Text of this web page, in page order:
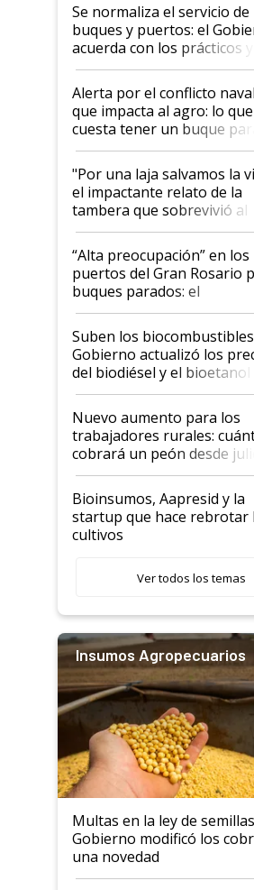
Se normaliza el servicio de
buques y puertos: el
acuerda con los prácticos y
suspende el decreto de
desregulación
Alerta por el conflicto naval
que impacta al agro: lo que
cuesta tener un buque
y el peligro de que
pase a ser "país sucio"
"Por una laja salvamos la
el impactante relato de la
tambera que sobrevivió al
tornado
“Alta preocupación” en los
puertos del Gran Rosario
buques parados: el
funcionamiento de las
exportadoras en tensión
la medida de fuerza de los
prácticos
Suben los
Gobierno actualizó los
del biodiésel y el bioetanol
Nuevo aumento para los
trabajadores rurales:
cobrará un peón desde julio
Bioinsumos, Aapresid y la
startup que hace rebrotar
cultivos
Ver todos los temas
Insumos Agropecuarios
Multas en la ley de
Gobierno modificó los
una novedad